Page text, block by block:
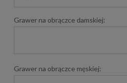
Grawer na obrączce damskiej:
Grawer na obrączce męskiej: